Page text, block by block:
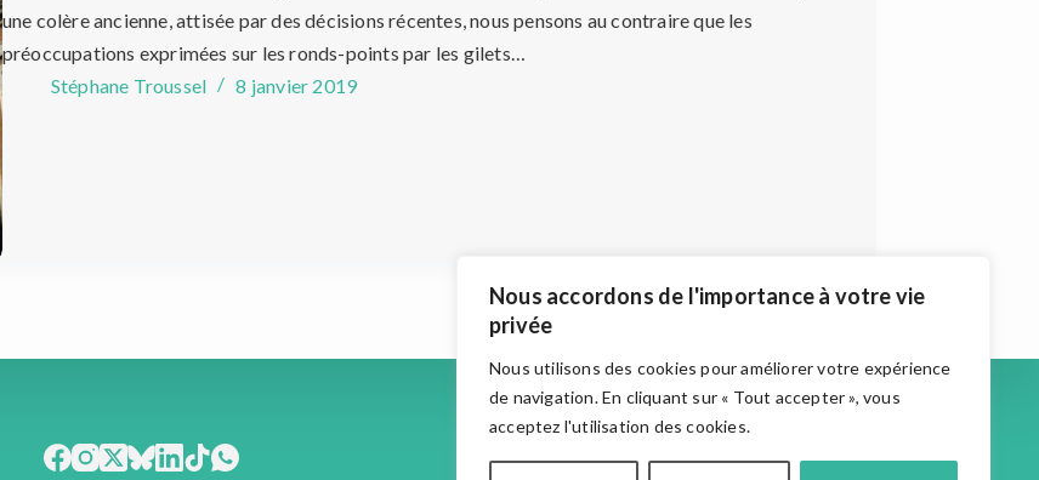
Nous accordons de l'importance à votre vie
privée
Nous utilisons des cookies pour améliorer votre expérience
de navigation. En cliquant sur « Tout accepter », vous
acceptez l'utilisation des cookies.
une colère ancienne, attisée par des décisions récentes, nous pensons au contraire que les
préoccupations exprimées sur les ronds-points par les gilets…
Stéphane Troussel
8 janvier 2019
Accueil
Actualités